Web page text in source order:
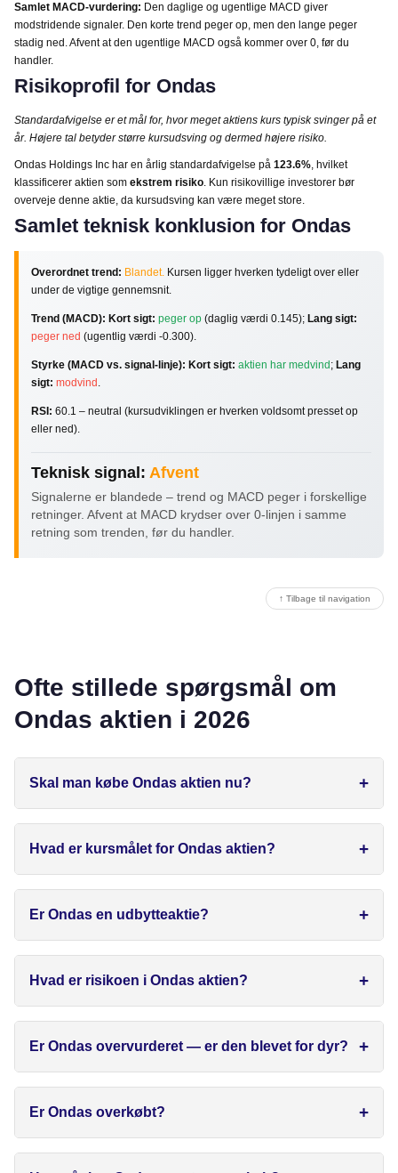
Samlet MACD-vurdering: Den daglige og ugentlige MACD giver
modstridende signaler. Den korte trend peger op, men den lange peger
stadig ned. Afvent at den ugentlige MACD også kommer over 0, før du
handler.
Risikoprofil for Ondas
Standardafvigelse er et mål for, hvor meget aktiens kurs typisk svinger på et
år. Højere tal betyder større kursudsving og dermed højere risiko.
Ondas Holdings Inc har en årlig standardafvigelse på 123.6%, hvilket
klassificerer aktien som ekstrem risiko. Kun risikovillige investorer bør
overveje denne aktie, da kursudsving kan være meget store.
Samlet teknisk konklusion for Ondas
Overordnet trend: Blandet. Kursen ligger hverken tydeligt over eller
under de vigtige gennemsnit.
Trend (MACD): Kort sigt: peger op (daglig værdi 0.145); Lang sigt:
peger ned (ugentlig værdi -0.300).
Styrke (MACD vs. signal-linje): Kort sigt: aktien har medvind ; Lang
sigt: modvind .
RSI: 60.1 – neutral (kursudviklingen er hverken voldsomt presset op
eller ned).
Teknisk signal: Afvent
Signalerne er blandede – trend og MACD peger i forskellige
retninger. Afvent at MACD krydser over 0-linjen i samme
retning som trenden, før du handler.
↑ Tilbage til navigation
Ofte stillede spørgsmål om
Ondas aktien i 2026
Skal man købe Ondas aktien nu?
Hvad er kursmålet for Ondas aktien?
Er Ondas en udbytteaktie?
Hvad er risikoen i Ondas aktien?
Er Ondas overvurderet — er den blevet for dyr?
Er Ondas overkøbt?